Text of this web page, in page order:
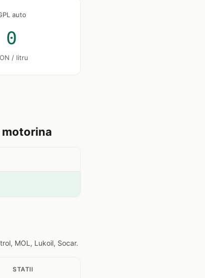
auto
0
/ litru
motorina
MOL, Lukoil, Socar.
STATII